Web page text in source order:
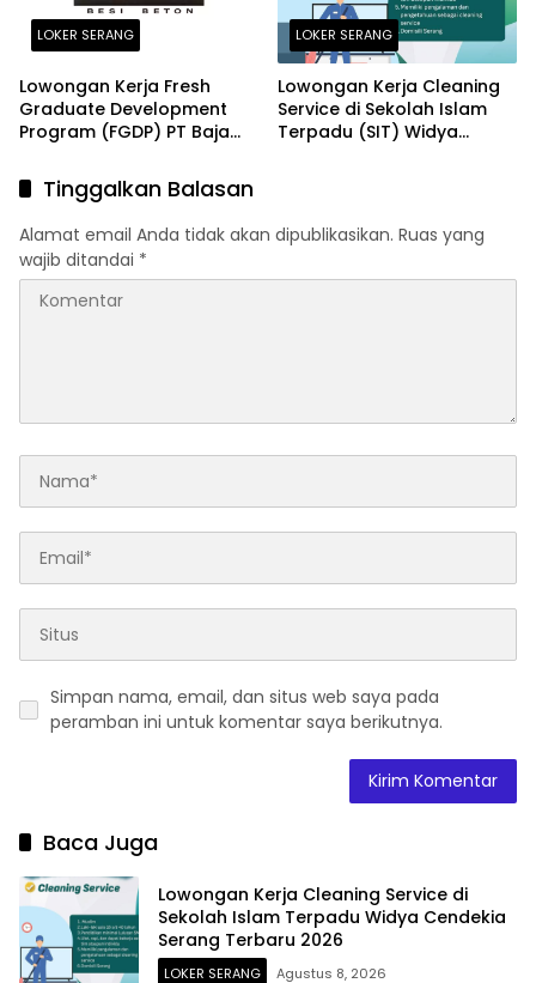
LOKER SERANG
Lowongan Kerja Fresh
Graduate Development
Program (FGDP) PT Baja
2026
LOKER SERANG
Lowongan Kerja Cleaning
Service di Sekolah Islam
Terpadu (SIT) Widya
Tinggalkan Balasan
Alamat email Anda tidak akan dipublikasikan. Ruas yang
wajib ditandai *
Simpan nama, email, dan situs web saya pada
peramban ini untuk komentar saya berikutnya.
Baca Juga
Lowongan Kerja Cleaning Service di
Sekolah Islam Terpadu Widya Cendekia
Serang Terbaru 2026
LOKER SERANG Agustus 8, 2026